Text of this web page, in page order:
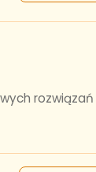
rozwiązań